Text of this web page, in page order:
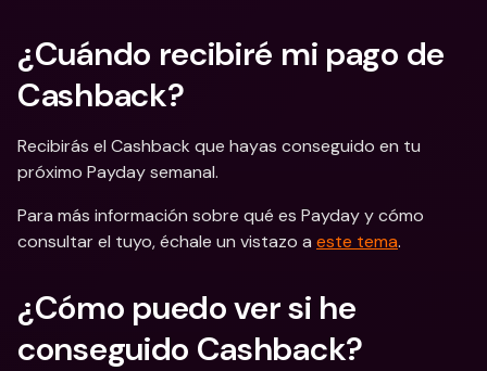
¿Cuándo recibiré mi pago de
Cashback?
Recibirás el Cashback que hayas conseguido en tu
próximo Payday semanal.
Para más información sobre qué es Payday y cómo
consultar el tuyo, échale un vistazo a este tema.
¿Cómo puedo ver si he
conseguido Cashback?